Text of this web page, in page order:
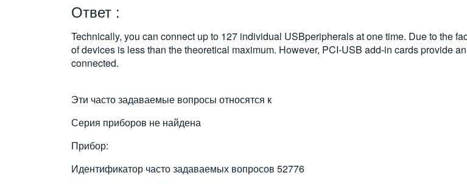
Ответ :
Technically, you can connect up to 127 individual USBperipherals at one time. Due to the
of devices is less than the theoretical maximum. However, PCI-USB add-in cards provide
connected.
Эти часто задаваемые вопросы относятся к
Серия приборов не найдена
Прибор:
Идентификатор часто задаваемых вопросов 52776